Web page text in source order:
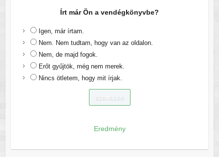
Írt már Ön a vendégkönyvbe?
Igen, már írtam.
Nem. Nem tudtam, hogy van az oldalon.
Nem, de majd fogok.
Erőt gyűjtök, még nem merek.
Nincs ötletem, hogy mit írjak.
Eredmény